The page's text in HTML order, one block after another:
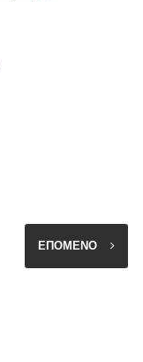
ΕΠΟΜΕΝΟ